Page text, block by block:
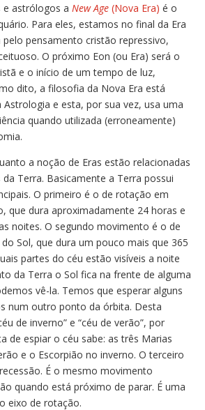
e astrólogos a New Age (Nova Era) é o
Para eles, estamos no final da Era
pelo pensamento cristão repressivo,
O próximo Eon (ou Era) será o
e o início de um tempo de luz,
dito, a filosofia da Nova Era está
e esta, por sua vez, usa uma
quando utilizada (erroneamente)
a noção de Eras estão relacionadas
Terra. Basicamente a Terra possui
O primeiro é o de rotação em
que dura aproximadamente 24 horas e
noites. O segundo movimento é o de
Sol, que dura um pouco mais que 365
partes do céu estão visíveis a noite
da Terra o Sol fica na frente de alguma
vê-la. Temos que esperar alguns
num outro ponto da órbita. Desta
de inverno” e “céu de verão”, por
de espiar o céu sabe: as três Marias
e o Escorpião no inverno. O terceiro
É o mesmo movimento
quando está próximo de parar. É uma
eixo de rotação.